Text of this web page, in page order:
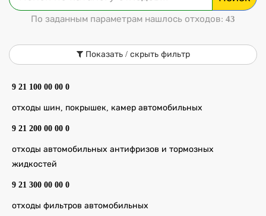
По заданным параметрам нашлось отходов: 43
Показать / скрыть фильтр
9 21 100 00 00 0
отходы шин, покрышек, камер автомобильных
9 21 200 00 00 0
отходы автомобильных антифризов и тормозных
жидкостей
9 21 300 00 00 0
отходы фильтров автомобильных